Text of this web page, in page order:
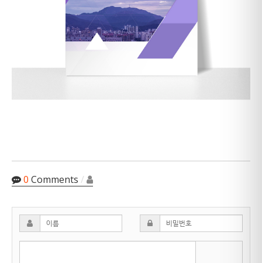
0 Comments /